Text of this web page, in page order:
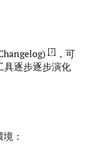
7
，可
具逐步逐步演化
：